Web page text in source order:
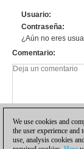
Usuario
Contraseña
¿Aún no eres
Comentario
We use cookies and
the user experience
use, analysis cookies